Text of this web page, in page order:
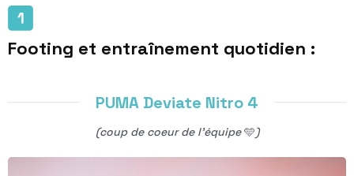
Footing et entraînement quotidien :
PUMA Deviate Nitro 4
(coup de coeur de l’équipe🩵)